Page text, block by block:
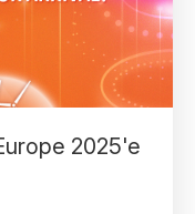
2025'e